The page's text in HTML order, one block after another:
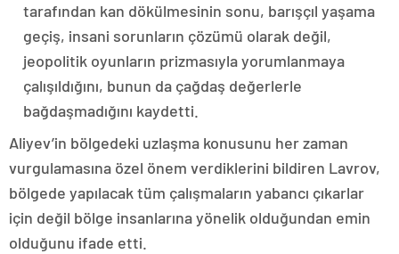
tarafından kan dökülmesinin sonu, barışçıl yaşama
geçiş, insani sorunların çözümü olarak değil,
jeopolitik oyunların prizmasıyla yorumlanmaya
çalışıldığını, bunun da çağdaş değerlerle
bağdaşmadığını kaydetti.
Aliyev’in bölgedeki uzlaşma konusunu her zaman
vurgulamasına özel önem verdiklerini bildiren Lavrov,
bölgede yapılacak tüm çalışmaların yabancı çıkarlar
için değil bölge insanlarına yönelik olduğundan emin
olduğunu ifade etti.